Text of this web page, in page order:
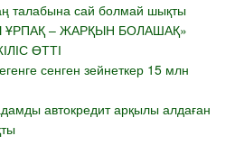
талабына сай болмай шықты
– ЖАРҚЫН БОЛАШАҚ»
ӨТТІ
сенген зейнеткер 15 млн
автокредит арқылы алдаған